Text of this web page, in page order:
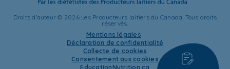
Droits d’auteur © 2026 Les Producteurs laitiers du Canada. Tous droits
réservés.
Mentions légales
Déclaration de confidentialité
Collecte de cookies
Consentement aux cookies
EducationNutrition.ca